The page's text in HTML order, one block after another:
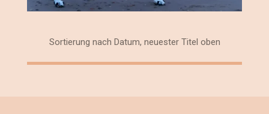
Sortierung nach Datum, neuester Titel oben